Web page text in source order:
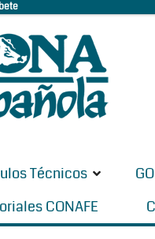
Técnicos
CONAFE